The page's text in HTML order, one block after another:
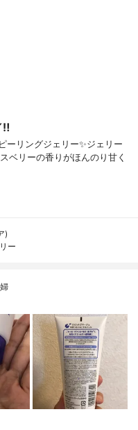
‼️
ーリングジェリー✨ジェリー
ベリーの香りがほんのり甘く
)
ー